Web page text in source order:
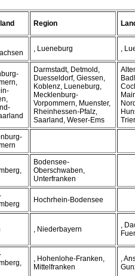
Region
, Lueneburg ,
Darmstadt, Detmold,
Duesseldorf, Giessen,
Koblenz, Lueneburg,
Mecklenburg-
Vorpommern, Muenster,
Rheinhessen-Pfalz,
Saarland, Weser-Ems
Bodensee-
Oberschwaben,
Unterfranken
Hochrhein-Bodensee
, Niederbayern
,
, Hohenlohe-Franken,
Mittelfranken
,